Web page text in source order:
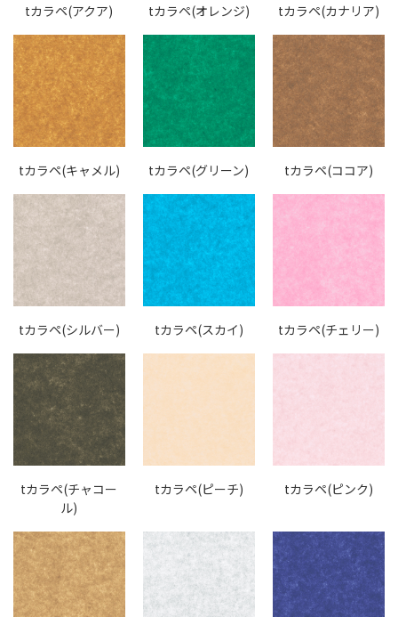
tカラペ(アクア) tカラペ(オレンジ) tカラペ(カナリア)
tカラペ(キャメル) tカラペ(グリーン) tカラペ(ココア)
tカラペ(シルバー) tカラペ(スカイ) tカラペ(チェリー)
tカラペ(チャコー
ル)
tカラペ(ピーチ) tカラペ(ピンク)